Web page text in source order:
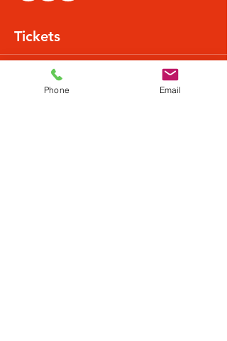
Tickets
Verkauf beendet
Phone Email